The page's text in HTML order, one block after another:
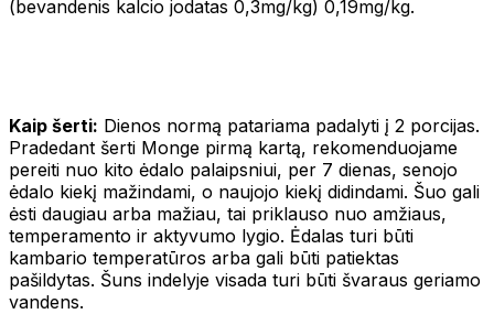
(bevandenis kalcio jodatas 0,3mg/kg) 0,19mg/kg.
Kaip šerti: Dienos normą patariama padalyti į 2 porcijas.
Pradedant šerti Monge pirmą kartą, rekomenduojame
pereiti nuo kito ėdalo palaipsniui, per 7 dienas, senojo
ėdalo kiekį mažindami, o naujojo kiekį didindami. Šuo gali
ėsti daugiau arba mažiau, tai priklauso nuo amžiaus,
temperamento ir aktyvumo lygio. Ėdalas turi būti
kambario temperatūros arba gali būti patiektas
pašildytas. Šuns indelyje visada turi būti švaraus geriamo
vandens.